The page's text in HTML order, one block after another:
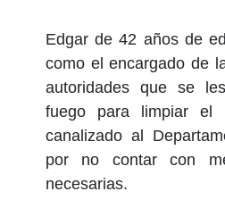
Edgar de 42 años de
como el encargado de
autoridades que se
fuego para limpiar el
canalizado al
por no contar con
necesarias.